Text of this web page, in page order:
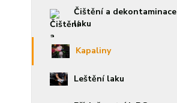
Čištění a dekontaminace
laku
Kapaliny
Leštění laku